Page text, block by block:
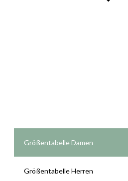
Größentabelle Damen
Größentabelle Herren